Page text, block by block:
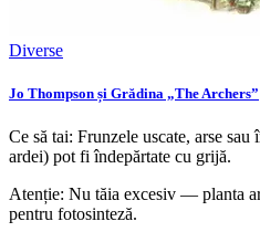
Diverse
Jo Thompson și Grădina „The Archers”
Ce să tai: Frunzele uscate, arse
ardei) pot fi îndepărtate cu grijă.
Atenție: Nu tăia excesiv — planta
pentru fotosinteză.